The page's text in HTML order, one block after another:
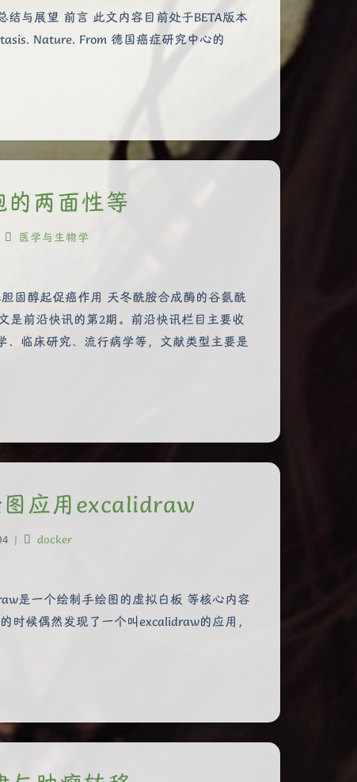
与展望 前言 此文内容目前处于BETA版本
Nature. From 德国癌症研究中心的
的两面性等
医学与生物学
固醇起促癌作用 天冬酰胺合成酶的谷氨酰
是前沿快讯的第2期。前沿快讯栏目主要收
临床研究、流行病学等，文献类型主要是
应用excalidraw
|
docker
是一个绘制手绘图的虚拟白板 等核心内容
时候偶然发现了一个叫excalidraw的应用，